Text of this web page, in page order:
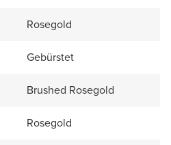
Rosegold
Gebürstet
Brushed Rosegold
Rosegold